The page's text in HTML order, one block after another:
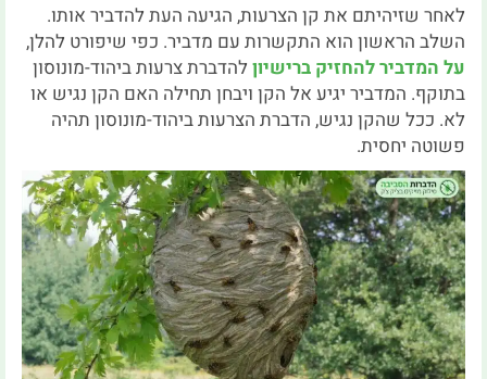
לאחר שזיהיתם את קן הצרעות, הגיעה העת להדביר אותו.
השלב הראשון הוא התקשרות עם מדביר. כפי שיפורט להלן,
על המדביר להחזיק ברישיון להדברת צרעות ביהוד-מונוסון
בתוקף. המדביר יגיע אל הקן ויבחן תחילה האם הקן נגיש או
לא. ככל שהקן נגיש, הדברת הצרעות ביהוד-מונוסון תהיה
פשוטה יחסית.